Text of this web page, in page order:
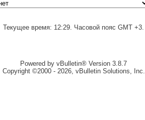
Текущее время: 12:29. Часовой пояс GMT +3.
Powered by vBulletin® Version 3.8.7
Copyright ©2000 - 2026, vBulletin Solutions, Inc.